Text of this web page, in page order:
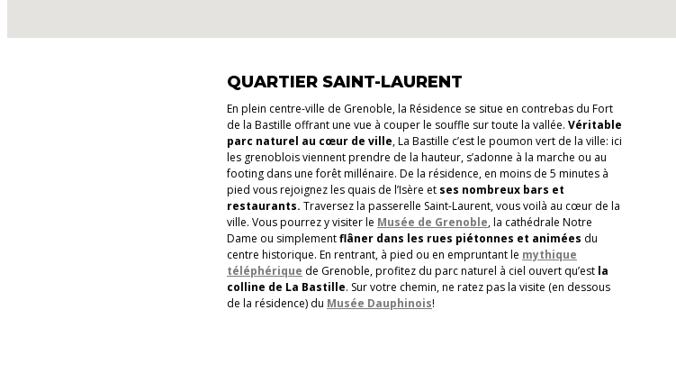
QUARTIER SAINT-LAURENT
En plein centre-ville de Grenoble, la Résidence se situe en contrebas du Fort
de la Bastille offrant une vue à couper le souffle sur toute la vallée. Véritable
parc naturel au cœur de ville, La Bastille c’est le poumon vert de la ville: ici
les grenoblois viennent prendre de la hauteur, s’adonne à la marche ou au
footing dans une forêt millénaire. De la résidence, en moins de 5 minutes à
pied vous rejoignez les quais de l’Isère et ses nombreux bars et
restaurants. Traversez la passerelle Saint-Laurent, vous voilà au cœur de la
ville. Vous pourrez y visiter le Musée de Grenoble,la cathédrale Notre
Dame ou simplementflâner dans les rues piétonnes et animées du
centre historique. En rentrant, à pied ou en empruntant le mythique
téléphérique de Grenoble, profitez du parc naturel à ciel ouvert qu’est la
colline de La Bastille. Sur votre chemin, ne ratez pas la visite (en dessous
de la résidence) du Musée Dauphinois!